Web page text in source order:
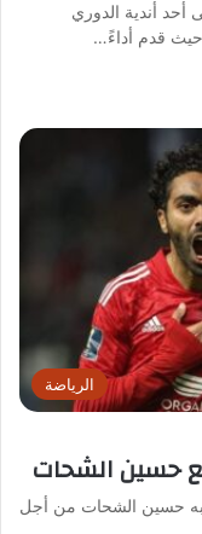
أحد أندية الدوري
حيث قدم أداءً…
الرياضة
حسين الشحات
حسين الشحات من أجل